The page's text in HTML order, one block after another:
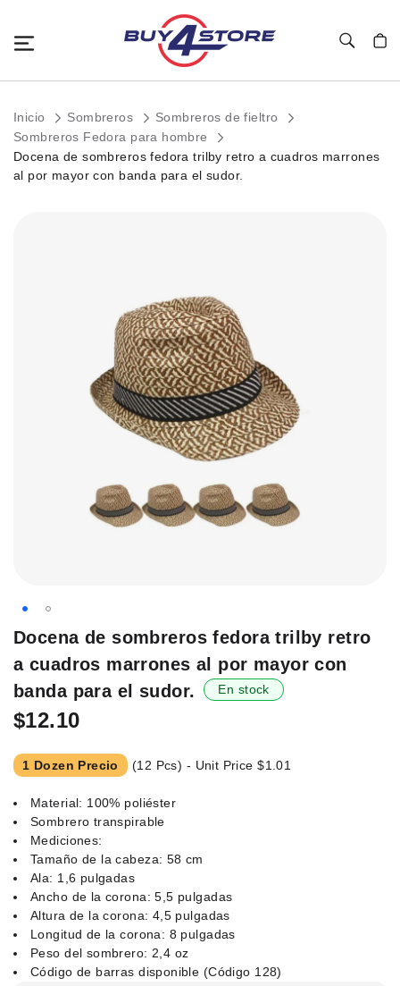
Inicio Sombreros
Sombreros de fieltro
Sombreros Fedora para hombre
Docena de sombreros fedora trilby retro a cuadros marrones
al por mayor con banda para el sudor.
Saltar
principio
de
galería
imágenes.
Docena de sombreros fedora trilby retro
a cuadros marrones al por mayor con
banda para el sudor.
En stock
$12.10
1 Dozen Precio (12 Pcs) - Unit Price$1.01
Material: 100% poliéster
Sombrero transpirable
Mediciones:
Tamaño de la cabeza: 58 cm
Ala: 1,6 pulgadas
Ancho de la corona: 5,5 pulgadas
Altura de la corona: 4,5 pulgadas
Longitud de la corona: 8 pulgadas
Peso del sombrero: 2,4 oz
Código de barras disponible (Código 128)